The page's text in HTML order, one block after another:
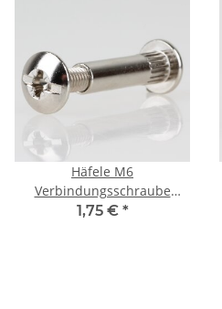
Häfele M6
Verbindungsschraube
Metall vernickelt für
1,75 € *